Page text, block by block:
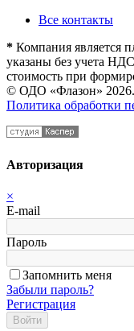
Все контакты
* Компания является
указаны без учета
стоимость при
© ОДО «Флазон»
Политика обработки
Авторизация
×
E-mail
Пароль
Запомнить меня
Забыли пароль?
Регистрация
Войти